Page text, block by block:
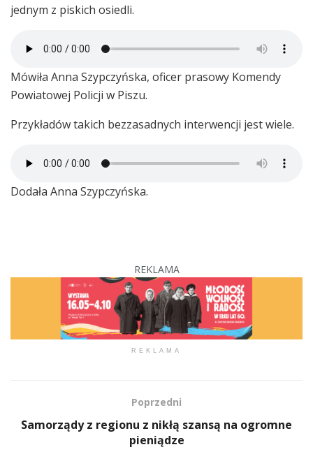
jednym z piskich osiedli.
Mówiła Anna Szypczyńska, oficer prasowy Komendy
Powiatowej Policji w Piszu.
Przykładów takich bezzasadnych interwencji jest wiele.
Dodała Anna Szypczyńska.
REKLAMA
REKLAMA
Poprzedni
Samorządy z regionu z nikłą szansą na ogromne
pieniądze